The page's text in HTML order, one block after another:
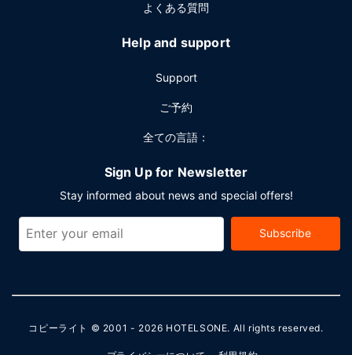
よくある質問
Help and support
Support
ご予約
全ての言語：
Sign Up for Newsletter
Stay informed about news and special offers!
Subscribe
コピーライト © 2001 - 2026 HOTELSONE. All rights reserved.